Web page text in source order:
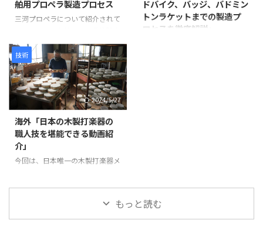
た仏像彫刻の技術と、3Dスキャ
ン・3Dプリントなどの現代技術
の工程 まず、仏師による木彫り
の原型制作から始まります。 仏
師は木材から仏像を一体ずつ丁寧
...
目を補強します。継ぎ目に和紙を
米糊で貼り付けることで、割れや
剥離を防ぎ、長期間使用できる強
舶用プロペラ製造プロセス
三河プロペラについて紹介されて
に拠点を置き、1929年に設立さ
れて以来、90年以上にわたり船
舶用プロペラを製造しています。
製造プロセスは以下のように進み
ます。最初に砂型に砂を詰め、余
分なガスを抜いて準備します。そ
の後、砂型を反転させて次の工程
に備えます。 次に、インゴット
と呼ばれる金属塊を溶解炉に入れ
て溶かします。溶解中には不純物
を除去し、温度を適切に管理しま
型から鋳造物を取り出しま ...
ドバイク、バッジ、バドミン
トンラケットまでの製造プ
ロセスを徹底解説」
の手仕事や精密な機械加工が、製
品の品質と美しさを生み出す過程
技術
2024/5/27
海外「日本の木製打楽器の
職人技を堪能できる動画紹
介」
今回は、日本唯一の木製打楽器メ
タンバリンや他の打楽器の製造プ
ロセスを見ることができます。
もっと読む